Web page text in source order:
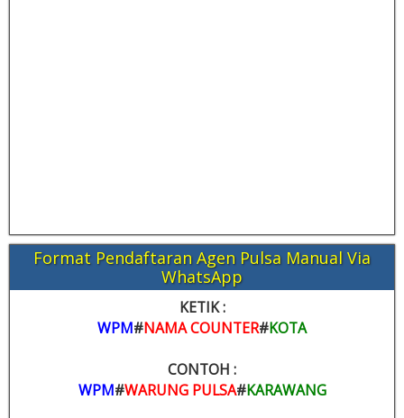
Format Pendaftaran Agen Pulsa Manual Via
WhatsApp
KETIK :
WPM#NAMA COUNTER#KOTA
CONTOH :
WPM#WARUNG PULSA#KARAWANG